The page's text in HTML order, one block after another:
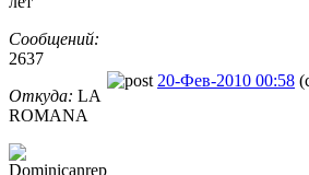
Сообщений:
2637
Откуда: LA
ROMANA
20-Фев-2010 00:58